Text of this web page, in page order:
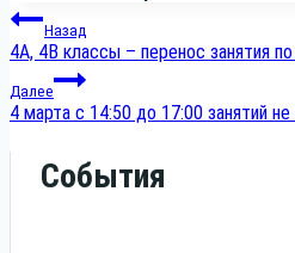
Навигация
по
записям
Назад
4А, 4В классы – перенос занятия
Далее
4 марта с 14:50 до 17:00 занятий
События